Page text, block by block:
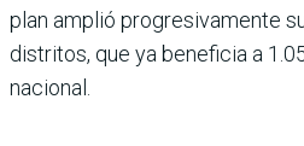
plan amplió progresiva­mente
distritos, que ya benefi­cia a
nacional.